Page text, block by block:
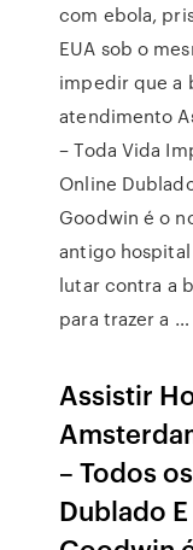
com ebola,
EUA sob o
impedir que a
atendimento
– Toda Vida
Online
Goodwin é o
antigo
lutar contra a
para trazer a …
Assistir
– Todos
Dublado